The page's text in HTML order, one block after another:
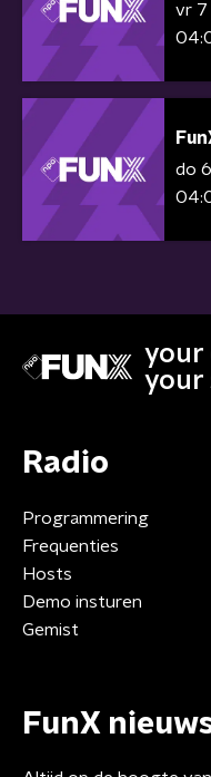
vr 7
do
your
your
Radio
Programmering
Frequenties
Hosts
Demo insturen
Gemist
FunX